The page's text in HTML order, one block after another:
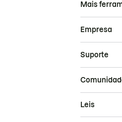
Mais
Empresa
Suporte
Leis